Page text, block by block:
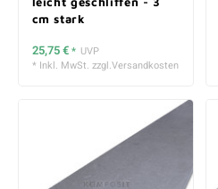
cm stark
25,75 €* UVP
* Inkl. MwSt. zzgl.Versandkosten